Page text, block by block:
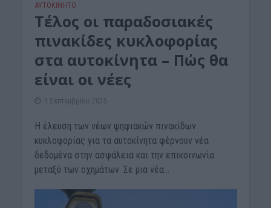
ΑΥΤΟΚΙΝΗΤΟ
Τέλος οι παραδοσιακές
πινακίδες κυκλοφορίας
στα αυτοκίνητα – Πώς θα
είναι οι νέες
1 Σεπτεμβρίου 2025
Η έλευση των νέων ψηφιακών πινακίδων
κυκλοφορίας για τα αυτοκίνητα φέρνουν νέα
δεδομένα στην ασφάλεια και την επικοινωνία
μεταξύ των οχημάτων. Σε μια νέα...